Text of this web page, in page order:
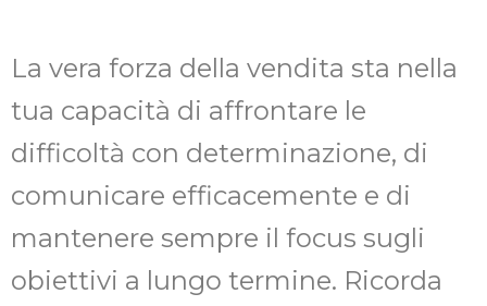
La vera forza della vendita sta nella
tua capacità di affrontare le
difficoltà con determinazione, di
comunicare efficacemente e di
mantenere sempre il focus sugli
obiettivi a lungo termine. Ricorda